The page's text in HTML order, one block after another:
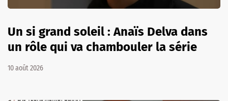
Un si grand soleil : Anaïs Delva dans
un rôle qui va chambouler la série
10 août 2026